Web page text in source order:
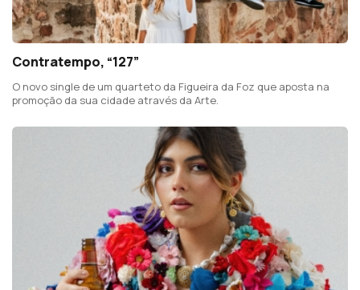
Contratempo, “127”
O novo single de um quarteto da Figueira da Foz que aposta na
promoção da sua cidade através da Arte.